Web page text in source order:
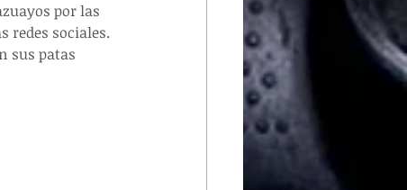
por las
redes sociales.
sus patas